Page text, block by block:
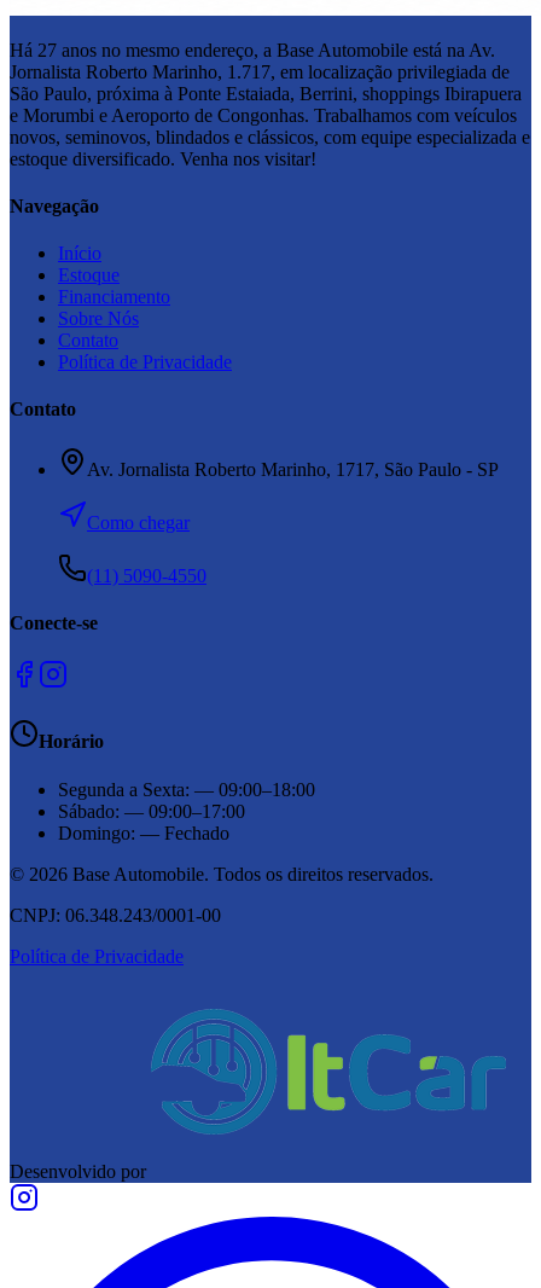
Há 27 anos no mesmo endereço, a Base Automobile está na Av.
Jornalista Roberto Marinho, 1.717, em localização privilegiada de
São Paulo, próxima à Ponte Estaiada, Berrini, shoppings Ibirapuera
e Morumbi e Aeroporto de Congonhas. Trabalhamos com veículos
novos, seminovos, blindados e clássicos, com equipe especializada e
estoque diversificado. Venha nos visitar!
Navegação
Início
Estoque
Financiamento
Sobre Nós
Contato
Política de Privacidade
Contato
Av. Jornalista Roberto Marinho, 1717, São Paulo - SP
Como chegar
(11) 5090-4550
Conecte-se
Horário
Segunda a Sexta: — 09:00–18:00
Sábado: — 09:00–17:00
Domingo: — Fechado
© 2026 Base Automobile. Todos os direitos reservados.
CNPJ: 06.348.243/0001-00
Política de Privacidade
Desenvolvido por